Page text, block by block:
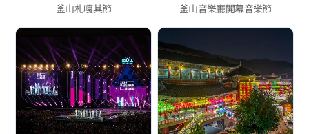
釜山札嘎其節 釜山音樂廳開幕音樂節